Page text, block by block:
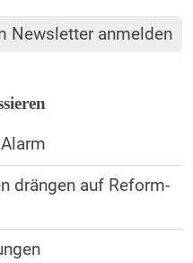
Newsletter anmelden
drängen auf Reform-